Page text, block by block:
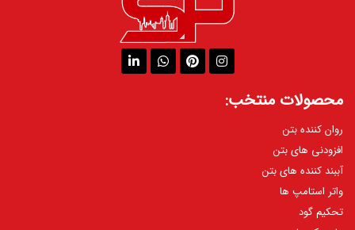
محصولات منتخب:
روان کننده بتن
افزودنی های بتن
آببند کننده های بتن
واتر استامپ ها
تحکیم گود